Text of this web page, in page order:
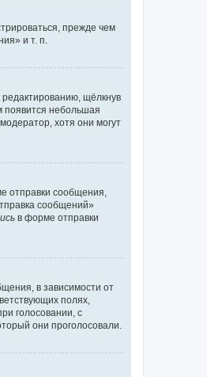
прежде чем
и т. п.
щёлкнув
появится небольшая
хотя они могут
отправки сообщения,
сообщений»
в форме отправки
в зависимости от
полях,
голосовании, с
они проголосовали.